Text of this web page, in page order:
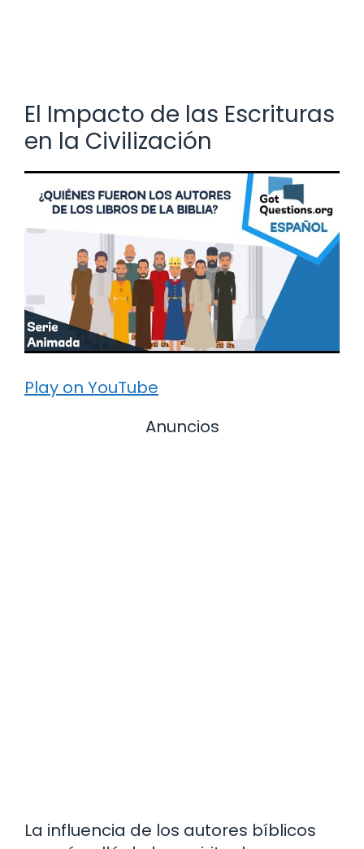
El Impacto de las Escrituras
en la Civilización
Play on YouTube
Anuncios
La influencia de los autores bíblicos